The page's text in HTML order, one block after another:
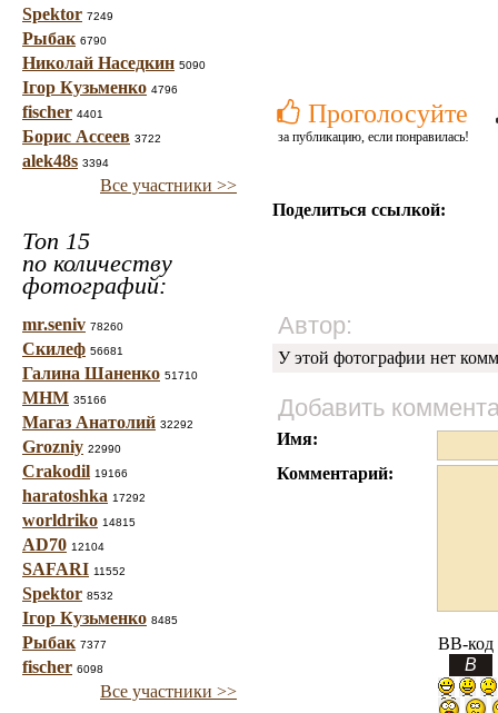
Spektor 7249
Рыбак 6790
Николай Наседкин 5090
Ігор Кузьменко 4796
fischer 4401
Борис Ассеев 3722
alek48s 3394
Все участники >>
Топ 15
по количеству
фотографий:
mr.seniv 78260
Скилеф 56681
Галина Шаненко 51710
МНМ 35166
Магаз Анатолий 32292
Grozniy 22990
Crakodil 19166
haratoshka 17292
worldriko 14815
AD70 12104
SAFARI 11552
Spektor 8532
Ігор Кузьменко 8485
Рыбак 7377
fischer 6098
Все участники >>
Проголосуйте
за публикацию, если понравилась!
Поделиться ссылкой:
Автор:
У этой фотографии нет
Добавить
Имя:
Комментарий:
BB-код